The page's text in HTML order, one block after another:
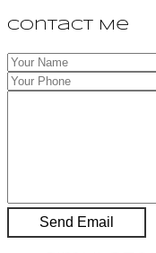
Contact Me